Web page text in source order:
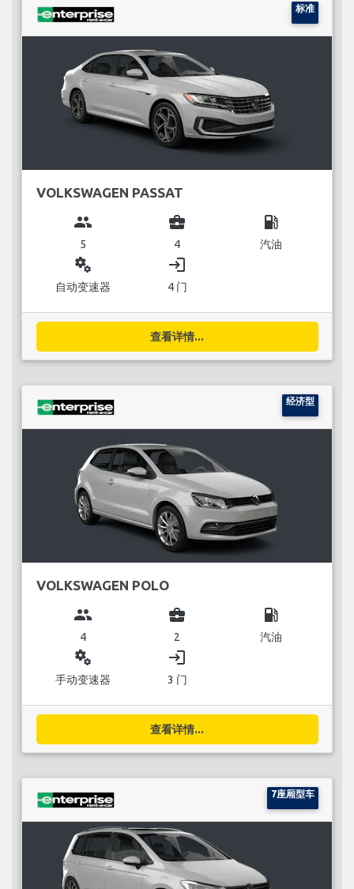
标准
VOLKSWAGEN PASSAT
group
5
business_center
4
local_gas_station
汽油
miscellaneous_services
自动变速器
login
4 门
查看详情...
经济型
VOLKSWAGEN POLO
group
4
business_center
2
local_gas_station
汽油
miscellaneous_services
手动变速器
login
3 门
查看详情...
7座厢型车